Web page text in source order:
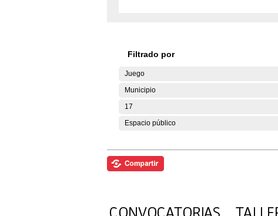
Filtrado por
Juego
Municipio
17
Espacio público